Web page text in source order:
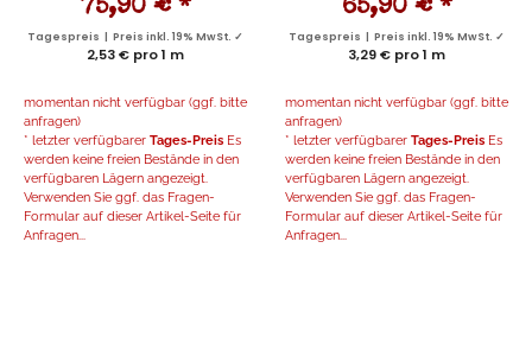
75,90 € *
Tagespreis | Preis inkl. 19% MwSt. ✓
2,53 € pro 1 m
momentan nicht verfügbar (ggf. bitte
anfragen)
* letzter verfügbarer Tages-Preis Es
werden keine freien Bestände in den
verfügbaren Lägern angezeigt.
Verwenden Sie ggf. das Fragen-
Formular auf dieser Artikel-Seite für
Anfragen...
65,90 € *
Tagespreis | Preis inkl. 19% MwSt. ✓
3,29 € pro 1 m
momentan nicht verfügbar (ggf. bitte
anfragen)
* letzter verfügbarer Tages-Preis Es
werden keine freien Bestände in den
verfügbaren Lägern angezeigt.
Verwenden Sie ggf. das Fragen-
Formular auf dieser Artikel-Seite für
Anfragen...